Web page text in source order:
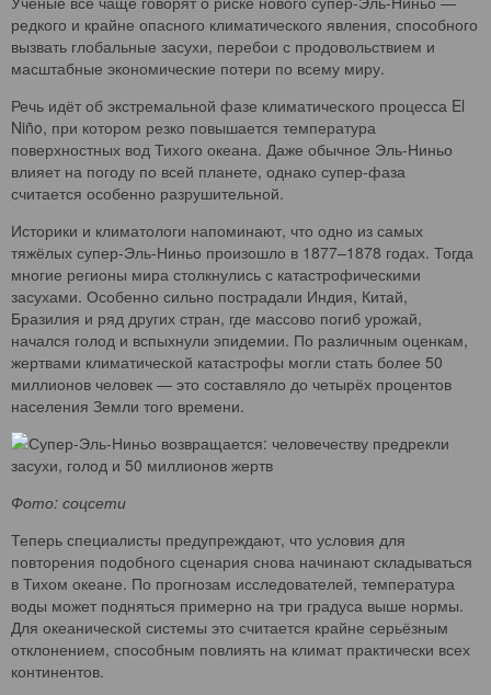
редкого и крайне опасного климатического явления, способного
вызвать глобальные засухи, перебои с продовольствием и
масштабные экономические потери по всему миру.
Речь идёт об экстремальной фазе климатического процесса El
Niño, при котором резко повышается температура
поверхностных вод Тихого океана. Даже обычное Эль-Ниньо
влияет на погоду по всей планете, однако супер-фаза
считается особенно разрушительной.
Историки и климатологи напоминают, что одно из самых
тяжёлых супер-Эль-Ниньо произошло в 1877–1878 годах. Тогда
многие регионы мира столкнулись с катастрофическими
засухами. Особенно сильно пострадали Индия, Китай,
Бразилия и ряд других стран, где массово погиб урожай,
начался голод и вспыхнули эпидемии. По различным оценкам,
жертвами климатической катастрофы могли стать более 50
миллионов человек — это составляло до четырёх процентов
населения Земли того времени.
Фото: соцсети
Теперь специалисты предупреждают, что условия для
повторения подобного сценария снова начинают складываться
в Тихом океане. По прогнозам исследователей, температура
воды может подняться примерно на три градуса выше нормы.
Для океанической системы это считается крайне серьёзным
отклонением, способным повлиять на климат практически всех
континентов.